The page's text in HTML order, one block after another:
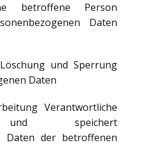
betroffene Person
Daten
und Sperrung
Daten
Verantwortliche
und speichert
Daten der betroffenen